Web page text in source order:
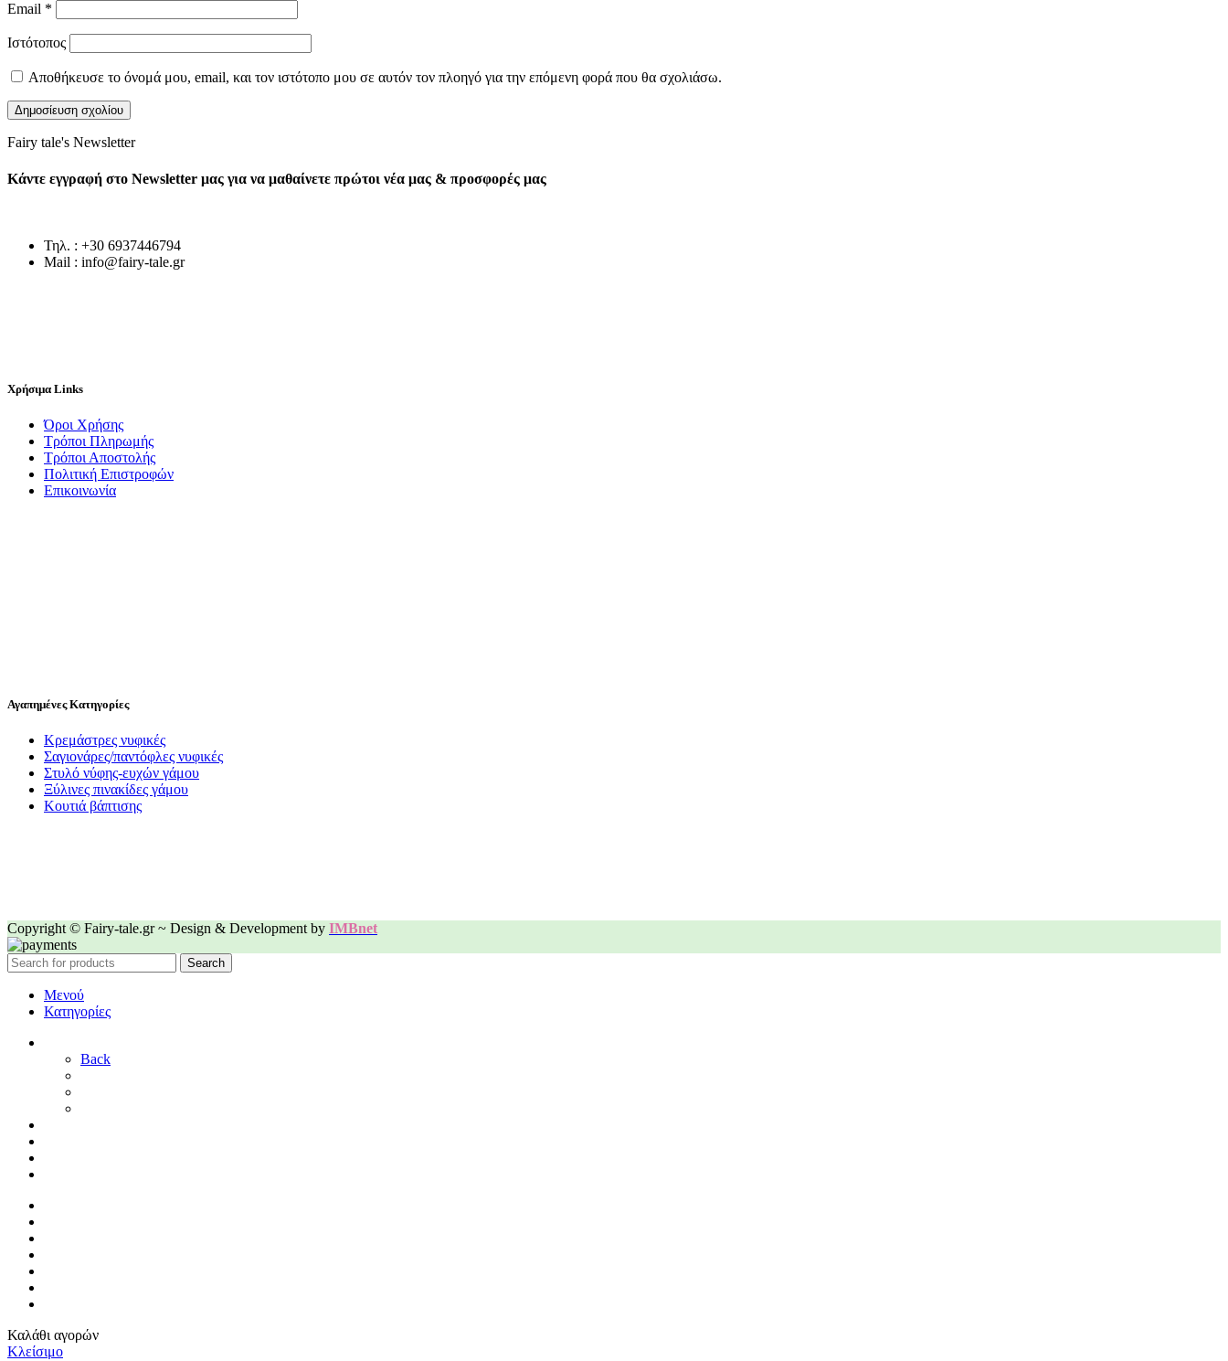
Email *
Ιστότοπος
Αποθήκευσε το όνομά μου, email, και τον ιστότοπο μου σε αυτόν τον πλοηγό για την επόμενη φορά που θα σχολιάσω.
Fairy tale's Newsletter
Κάντε εγγραφή στο Newsletter μας για να μαθαίνετε πρώτοι νέα μας & προσφορές μας
Τηλ. : +30 6937446794
Mail : info@fairy-tale.gr
Χρήσιμα Links
Όροι Χρήσης
Τρόποι Πληρωμής
Τρόποι Αποστολής
Πολιτική Επιστροφών
Επικοινωνία
Αγαπημένες Κατηγορίες
Κρεμάστρες νυφικές
Σαγιονάρες/παντόφλες νυφικές
Στυλό νύφης-ευχών γάμου
Ξύλινες πινακίδες γάμου
Κουτιά βάπτισης
Copyright © Fairy-tale.gr ~ Design & Development by IMBnet
Search
Μενού
Κατηγορίες
Back
Καλάθι αγορών
Κλείσιμο